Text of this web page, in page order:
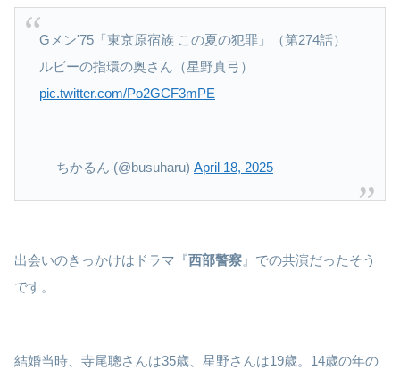
Gメン'75「東京原宿族 この夏の犯罪」（第274話）
ルビーの指環の奥さん（星野真弓）
pic.twitter.com/Po2GCF3mPE
— ちかるん (@busuharu) April 18, 2025
出会いのきっかけはドラマ『西部警察 』での共演だったそう
です。
結婚当時、寺尾聰さんは35歳、星野さんは19歳。14歳の年の